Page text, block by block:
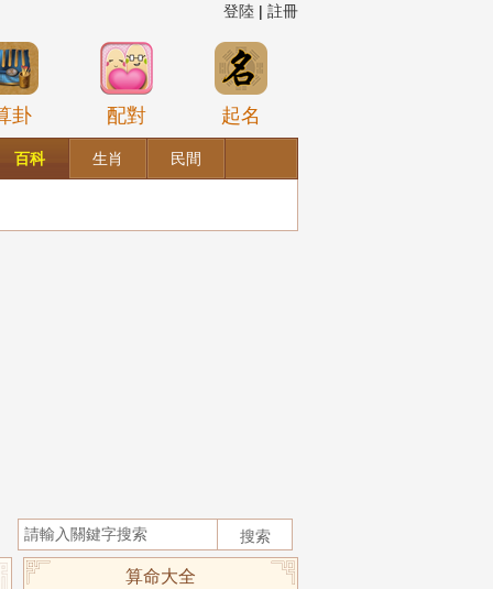
登陸 | 註冊
卦 配對 起名
百科 生肖 民間
算命大全